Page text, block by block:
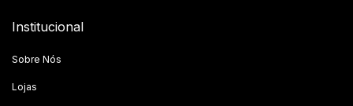
Institucional
Sobre Nós
Lojas